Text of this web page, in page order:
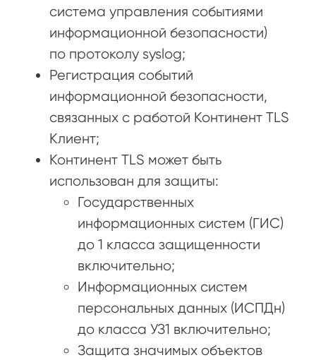
система управления событиями
информационной безопасности)
по протоколу syslog;
Регистрация событий
информационной безопасности,
связанных с работой Континент TLS
Клиент;
Континент TLS может быть
использован для защиты:
Государственных
информационных систем (ГИС)
до 1 класса защищенности
включительно;
Информационных систем
персональных данных (ИСПДн)
до класса УЗ1 включительно;
Защита значимых объектов